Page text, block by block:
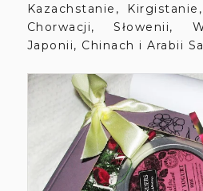
Kazachstanie,
Chorwacji, Słowenii,
Japonii, Chinach i Arabii